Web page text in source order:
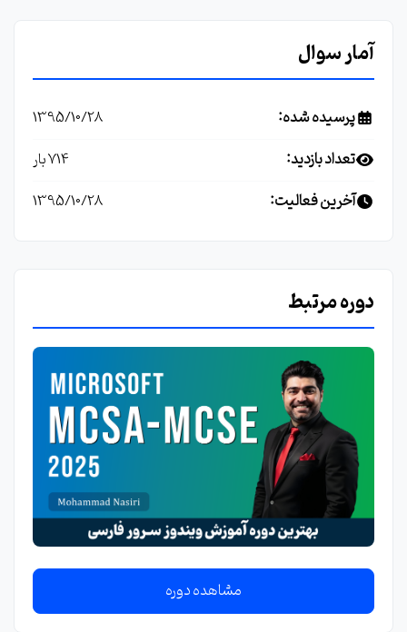
آمار سوال
پرسیده شده: 1395/10/28
تعداد بازدید: 714 بار
آخرین فعالیت: 1395/10/28
دوره مرتبط
مشاهده دوره